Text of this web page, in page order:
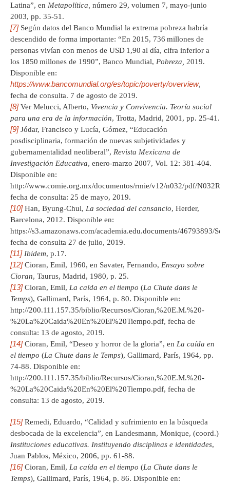
Latina”, en Metapolítica, número 29, volumen 7, mayo-junio
2003, pp. 35-51.
[7]Según datos del Banco Mundial la extrema pobreza habría
descendido de forma importante: “En 2015, 736 millones de
personas vivían con menos de USD 1,90 al día, cifra inferior a
los 1850 millones de 1990”, Banco Mundial, Pobreza, 2019.
Disponible en:
https://www.bancomundial.org/es/topic/poverty/overview,
fecha de consulta. 7 de agosto de 2019.
[8]Ver Melucci, Alberto, Vivencia y Convivencia. Teoría social
para una era de la información, Trotta, Madrid, 2001, pp. 25-41.
[9]Jódar, Francisco y Lucía, Gómez, “Educación
posdisciplinaria, formación de nuevas subjetividades y
gubernamentalidad neoliberal”, Revista Mexicana de
Investigación Educativa, enero-marzo 2007, Vol. 12: 381-404.
Disponible en:
http://www.comie.org.mx/documentos/rmie/v12/n032/pdf/
fecha de consulta: 25 de mayo, 2019.
[10]Han, Byung-Chul, La sociedad del cansancio, Herder,
Barcelona, 2012. Disponible en:
https://s3.amazonaws.com/academia.edu.documents/46793893/
fecha de consulta 27 de julio, 2019.
[11] Ibidem, p.17.
[12]Cioran, Emil, 1960, en Savater, Fernando, Ensayo sobre
Cioran, Taurus, Madrid, 1980, p. 25.
[13]Cioran, Emil, La caída en el tiempo (La Chute dans le
Temps), Gallimard, París, 1964, p. 80. Disponible en:
http://200.111.157.35/biblio/Recursos/Cioran,%20E.M.%20-
%20La%20Caida%20En%20El%20Tiempo.pdf, fecha de
consulta: 13 de agosto, 2019.
[14]Cioran, Emil, “Deseo y horror de la gloria”, en La caída en
el tiempo (La Chute dans le Temps), Gallimard, París, 1964, pp.
74-88. Disponible en:
http://200.111.157.35/biblio/Recursos/Cioran,%20E.M.%20-
%20La%20Caida%20En%20El%20Tiempo.pdf, fecha de
consulta: 13 de agosto, 2019.
[15]Remedi, Eduardo, “Calidad y sufrimiento en la búsqueda
desbocada de la excelencia”, en Landesmann, Monique, (coord.)
Instituciones educativas. Instituyendo disciplinas e identidades,
Juan Pablos, México, 2006, pp. 61-88.
[16]Cioran, Emil, La caída en el tiempo (La Chute dans le
Temps), Gallimard, París, 1964, p. 86. Disponible en: